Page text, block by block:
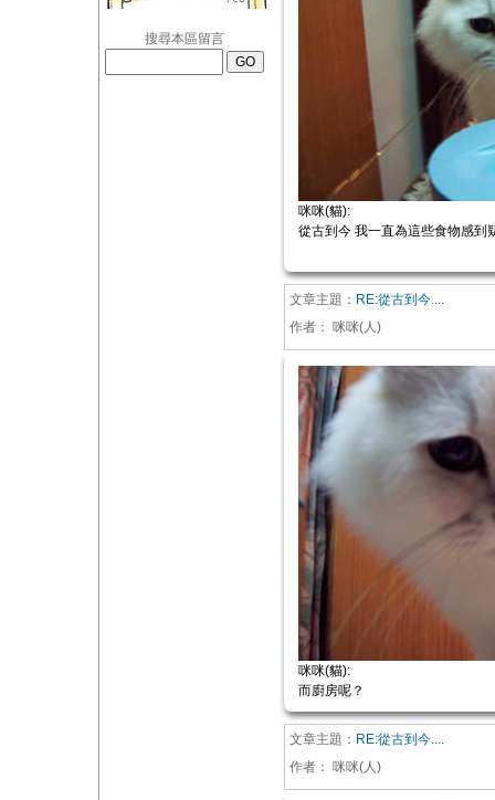
搜尋本區留言
咪咪(貓):
從古到今 我一直為這些食物感到
文章主題： RE:從古到今....
作者： 咪咪(人)
咪咪(貓):
而廚房呢？
文章主題： RE:從古到今....
作者： 咪咪(人)